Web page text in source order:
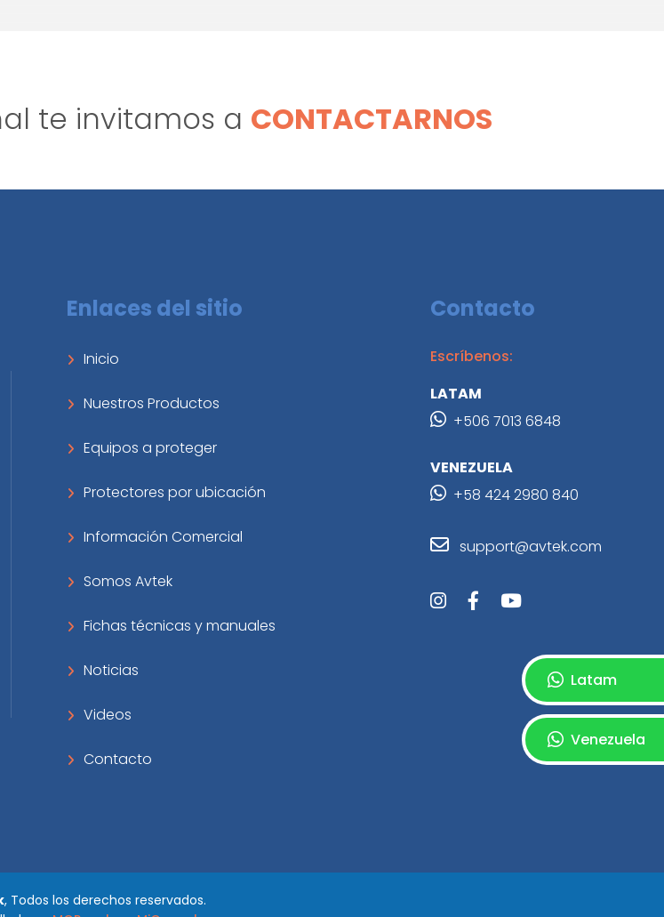
Latam
Venezuela
te invitamos a CONTACTARNOS
Enlaces del sitio
Inicio
Nuestros Productos
Equipos a proteger
Protectores por ubicación
Información Comercial
Somos Avtek
Fichas técnicas y manuales
Noticias
Videos
Contacto
Contacto
Escríbenos:
LATAM
+506 7013 6848
VENEZUELA
+58 424 2980 840
support@avtek.com
, Todos los derechos reservados.